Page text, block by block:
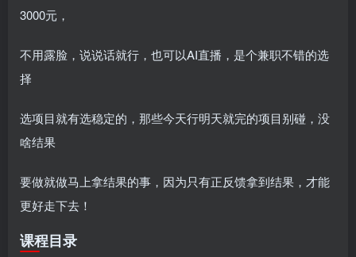
3000元，
不用露脸，说说话就行，也可以AI直播，是个兼职不错的选
择
选项目就有选稳定的，那些今天行明天就完的项目别碰，没
啥结果
要做就做马上拿结果的事，因为只有正反馈拿到结果，才能
更好走下去！
课程目录